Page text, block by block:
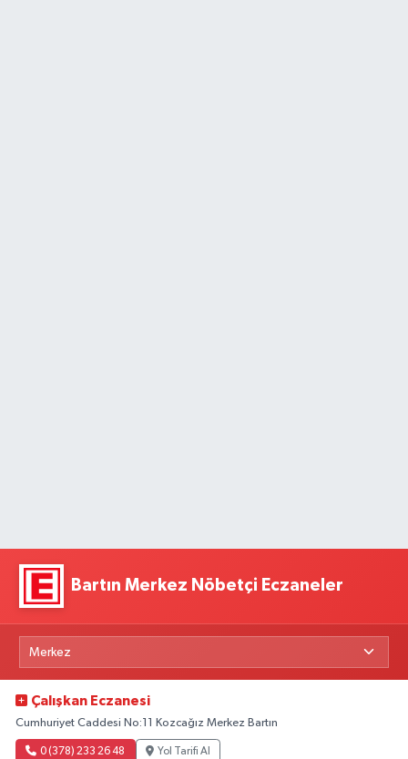
Bartın Merkez Nöbetçi Eczaneler
Çalışkan Eczanesi
Cumhuriyet Caddesi No:11 Kozcağız Merkez Bartın
0 (378) 233 26 48 Yol Tarifi Al